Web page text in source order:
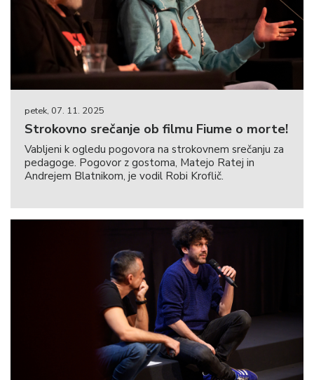
petek, 07. 11. 2025
Strokovno srečanje ob filmu Fiume o morte!
Vabljeni k ogledu pogovora na strokovnem srečanju za
pedagoge. Pogovor z gostoma, Matejo Ratej in
Andrejem Blatnikom, je vodil Robi Kroflič.